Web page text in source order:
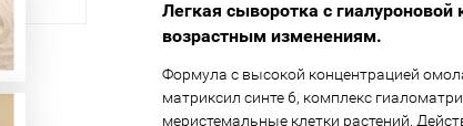
Легкая сыворотка с
возрастным изменениям.
Формула с высокой концентрацией
матриксил синте 6, комплекс
меристемальные клетки растений.